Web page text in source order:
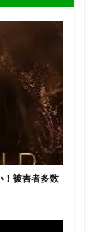
！被害者多数